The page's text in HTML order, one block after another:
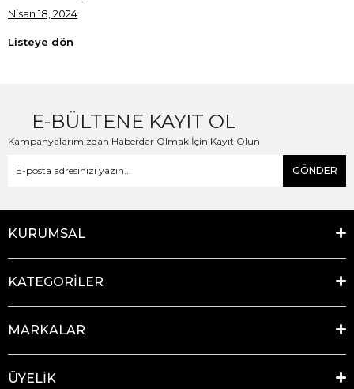
Nisan 18, 2024
Listeye dön
E-BÜLTENE KAYIT OL
Kampanyalarımızdan Haberdar Olmak İçin Kayıt Olun
GÖNDER
KURUMSAL
KATEGORİLER
MARKALAR
ÜYELİK